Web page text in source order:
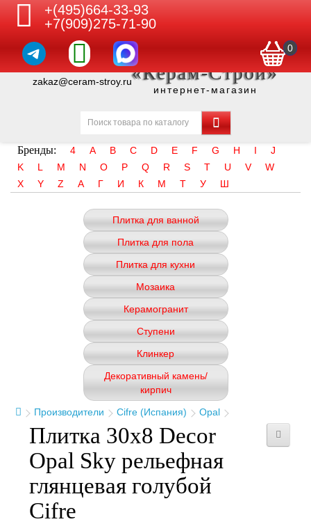
+(495)664-33-93
+7(909)275-71-90
0
zakaz@ceram-stroy.ru«Керам-Строй»
интернет-магазин
Бренды: 4 A B C D E F G H I
J
K
L M N O P Q R S T U V
W
X
Y Z А Г И К М Т У Ш
Плитка для ванной
Плитка для пола
Плитка для кухни
Мозаика
Керамогранит
Ступени
Клинкер
Декоративный камень/
кирпич
Производители
Cifre (Испания) Opal
Плитка 30x8 Decor
Opal Sky рельефная
глянцевая голубой
Cifre